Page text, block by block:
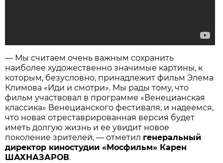
— Мы считаем очень важным сохранить
наиболее художественно значимые картины, к
которым, безусловно, принадлежит фильм Элема
Климова «Иди и смотри». Мы рады тому, что
фильм участвовал в программе «Венецианская
классика» Венецианского фестиваля, и надеемся,
что новая отреставрированная версия будет
иметь долгую жизнь и ее увидит новое
поколение зрителей, — отметил генеральный
директор киностудии «Мосфильм» Карен
ШАХНАЗАРОВ.